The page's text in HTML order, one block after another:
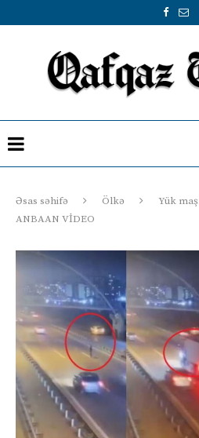
Əsas səhifə Ölkə
Yük
ANBAAN VİDEO